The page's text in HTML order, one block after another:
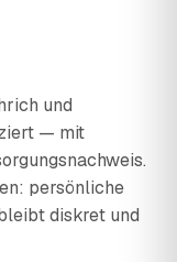
und
— mit
persönliche
diskret und